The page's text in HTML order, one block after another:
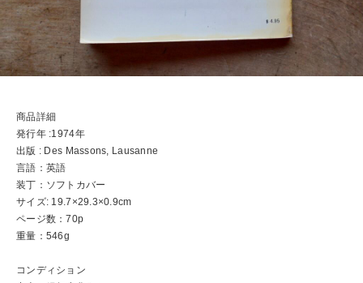
商品詳細
発行年 :1974年
出版 : Des Massons, Lausanne
言語：英語
装丁：ソフトカバー
サイズ: 19.7×29.3×0.9cm
ページ数：70p
重量：546g
コンディション